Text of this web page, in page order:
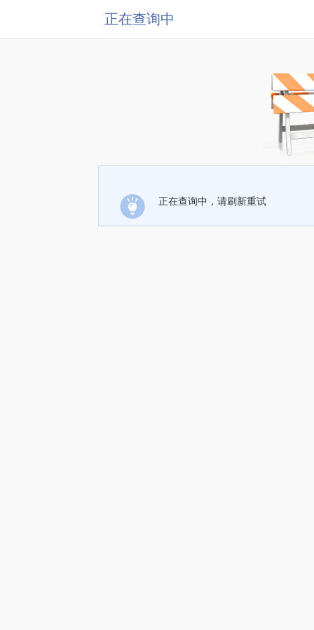
正在查询中
正在查询中，请刷新重试